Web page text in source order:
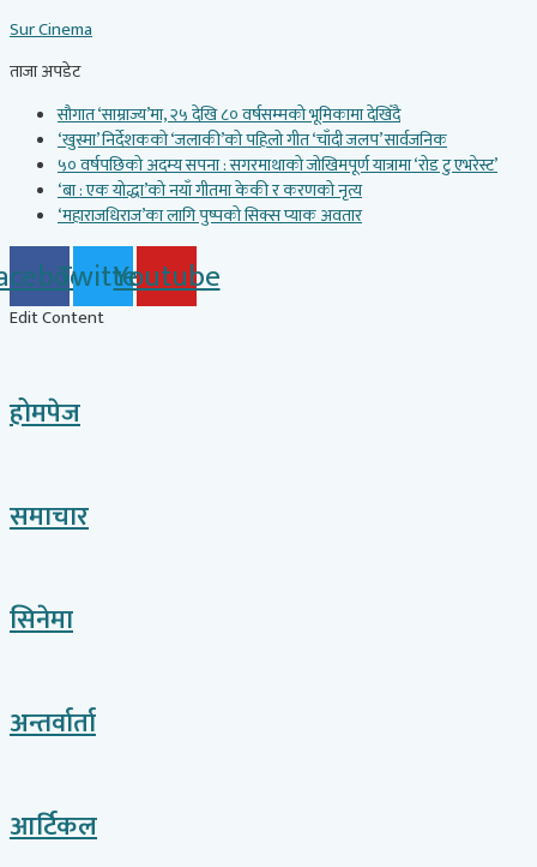
to
content
Sur Cinema
ताजा अपडेट
सौगात ‘साम्राज्य’मा, २५ देखि ८० वर्षसम्मको भूमिकामा देखिँदै
‘खुस्मा’ निर्देशकको ‘जलाकी’को पहिलो गीत ‘चाँदी जलप’ सार्वजनिक
५० वर्षपछिको अदम्य सपना : सगरमाथाको जोखिमपूर्ण यात्रामा ‘रोड टु एभरेस्ट’
‘बा : एक योद्धा’को नयाँ गीतमा केकी र करणको नृत्य
‘महाराजधिराज’का लागि पुष्पको सिक्स प्याक अवतार
TwitterYoutube
Edit Content
होमपेज
समाचार
सिनेमा
अन्तर्वार्ता
आर्टिकल